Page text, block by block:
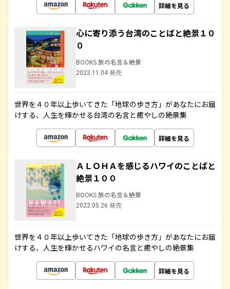
詳細を見る
心に寄り添う台湾のことばと絶景１０
０
BOOKS 旅の名言＆絶景
2022.11.04 発売
世界を４０年以上歩いてきた「地球の歩き方」があなたにお届
けする、人生を輝かせる台湾の名言と癒やしの絶景集
詳細を見る
ＡＬＯＨＡを感じるハワイのことばと
絶景１００
BOOKS 旅の名言＆絶景
2022.05.26 発売
世界を４０年以上歩いてきた「地球の歩き方」があなたにお届
けする、人生を輝かせるハワイの名言と癒やしの絶景集
詳細を見る